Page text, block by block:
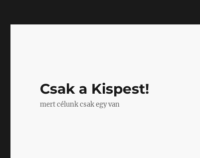
Csak a Kispest!
mert célunk csak egy van